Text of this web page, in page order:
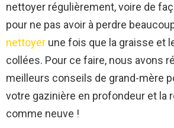
nettoyer régulièrement, voire de
pour ne pas avoir à perdre
nettoyer une fois que la graisse et
collées. Pour ce faire, nous avons
meilleurs conseils de grand-mère
votre gazinière en profondeur et la
comme neuve !